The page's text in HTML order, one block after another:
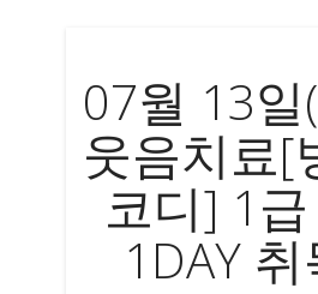
07월 13일
웃음치료[
코디] 1
1DAY